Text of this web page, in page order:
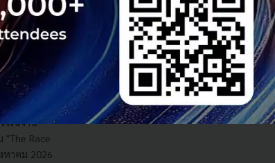
วามร่วม
4 ยก
Global
งในงาน
"The Race
หาคม 2026